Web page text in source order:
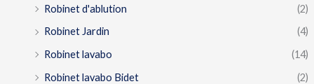
Robinet d'ablution
(2)
Robinet Jardin
(4)
Robinet lavabo
(14)
Robinet lavabo Bidet
(2)